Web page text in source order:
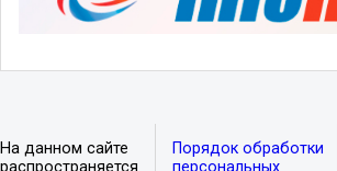
На данном сайте
Порядок обработки